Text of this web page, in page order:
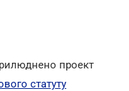
проект
статуту